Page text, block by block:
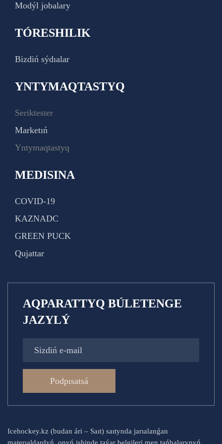
Modýl jobalary
TÓRESHILIK
Bizdiń sýdıalar
YNTYMAQTASTYQ
Seriktester
Marketıń
Yntymaqtastyq
MEDISINA
COVID-19
KAZNADC
GREEN PUCK
Qujattar
AQPARATTYQ BÚLETENGE
JAZYLÝ
Podpısatsá
Icehockey.kz (budan ári – Saıt) saıtynda jarıalanǵan